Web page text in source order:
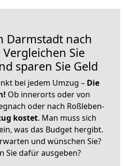
Darmstadt nach
Sie
sparen Sie Geld
bei jedem Umzug – Die
Ob innerorts oder von
oder nach Roßleben-
kostet. Man muss sich
was das Budget hergibt.
und wünschen Sie?
Sie dafür ausgeben?